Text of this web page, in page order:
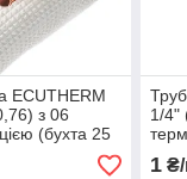
ECUTHERM
з 06
(бухта 25
1/4"
м)
1